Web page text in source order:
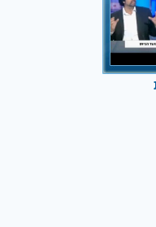
והפורום
המשפטי